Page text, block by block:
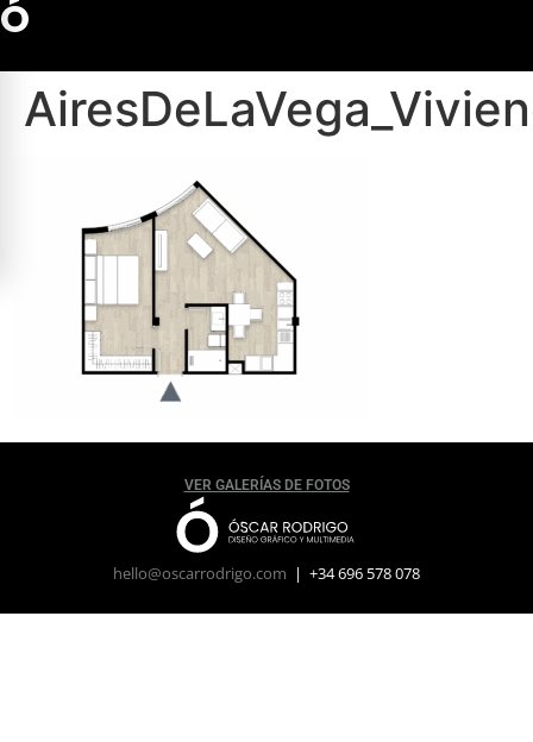
Ó
VER GALERÍAS DE FOTOS
hello@oscarrodrigo.com | +34 696 578 078